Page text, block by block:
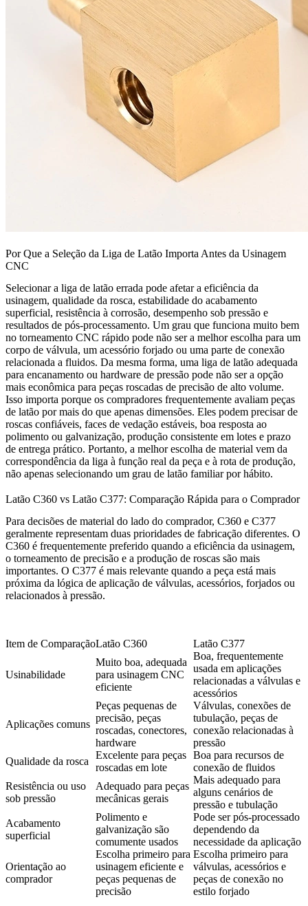
Por Que a Seleção da Liga de Latão Importa Antes da Usinagem
CNC
Selecionar a liga de latão errada pode afetar a eficiência da
usinagem, qualidade da rosca, estabilidade do acabamento
superficial, resistência à corrosão, desempenho sob pressão e
resultados de pós-processamento. Um grau que funciona muito bem
no torneamento CNC rápido pode não ser a melhor escolha para um
corpo de válvula, um acessório forjado ou uma parte de conexão
relacionada a fluidos. Da mesma forma, uma liga de latão adequada
para encanamento ou hardware de pressão pode não ser a opção
mais econômica para peças roscadas de precisão de alto volume.
Isso importa porque os compradores frequentemente avaliam peças
de latão por mais do que apenas dimensões. Eles podem precisar de
roscas confiáveis, faces de vedação estáveis, boa resposta ao
polimento ou galvanização, produção consistente em lotes e prazo
de entrega prático. Portanto, a melhor escolha de material vem da
correspondência da liga à função real da peça e à rota de produção,
não apenas selecionando um grau de latão familiar por hábito.
Latão C360 vs Latão C377: Comparação Rápida para o Comprador
Para decisões de material do lado do comprador, C360 e C377
geralmente representam duas prioridades de fabricação diferentes. O
C360 é frequentemente preferido quando a eficiência da usinagem,
o torneamento de precisão e a produção de roscas são mais
importantes. O C377 é mais relevante quando a peça está mais
próxima da lógica de aplicação de válvulas, acessórios, forjados ou
relacionados à pressão.
Item de ComparaçãoLatão C360 Latão C377
Usinabilidade
Muito boa, adequada
para usinagem CNC
eficiente
Boa, frequentemente
usada em aplicações
relacionadas a válvulas e
acessórios
Aplicações comuns
Peças pequenas de
precisão, peças
roscadas, conectores,
hardware
Válvulas, conexões de
tubulação, peças de
conexão relacionadas à
pressão
Qualidade da rosca
Excelente para peças
roscadas em lote
Boa para recursos de
conexão de fluidos
Resistência ou uso
sob pressão
Adequado para peças
mecânicas gerais
Mais adequado para
alguns cenários de
pressão e tubulação
Acabamento
superficial
Polimento e
galvanização são
comumente usados
Pode ser pós-processado
dependendo da
necessidade da aplicação
Orientação ao
comprador
Escolha primeiro para
usinagem eficiente e
peças pequenas de
precisão
Escolha primeiro para
válvulas, acessórios e
peças de conexão no
estilo forjado